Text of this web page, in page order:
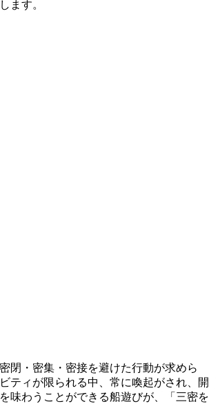
ます。
閉・密集・密接を避けた行動が求めら
ティが限られる中、常に喚起がされ、開
味わうことができる船遊びが、「三密を